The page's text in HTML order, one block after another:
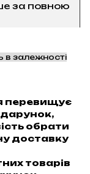
за повною
в залежності
перевищує
обрати
доставку
товарів